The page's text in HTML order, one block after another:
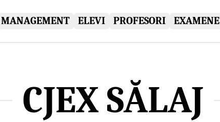
MANAGEMENT ELEVI PROFESORI EXAMENE
CJEX SĂLAJ